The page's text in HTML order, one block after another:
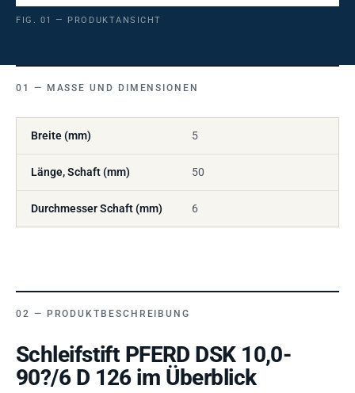
FIG. 01 — PRODUKTANSICHT
MASSE UND DIMENSIONEN
Breite (mm) 5
Länge, Schaft (mm) 50
Durchmesser Schaft (mm) 6
PRODUKTBESCHREIBUNG
Schleifstift PFERD DSK 10,0-
90?/6 D 126 im Überblick